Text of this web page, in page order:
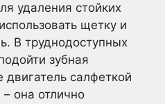
удаления стойких
щетку и
В труднодоступных
зубная
салфеткой
она отлично